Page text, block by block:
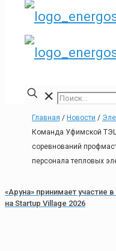
✕
Главная / Новости /
Команда Уфимской
соревнований
персонала тепловых
«Аруна» принимает участие
на Startup Village 2026